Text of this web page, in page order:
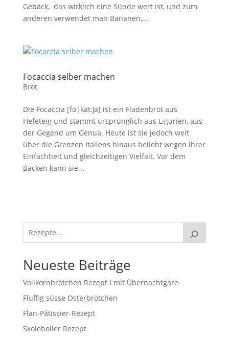
Gebäck, das wirklich eine Sünde wert ist, und zum
anderen verwendet man Bananen,...
Focaccia selber machen
Brot
Die Focaccia [fo|kat:ʃa] ist ein Fladenbrot aus
Hefeteig und stammt ursprünglich aus Ligurien, aus
der Gegend um Genua. Heute ist sie jedoch weit
über die Grenzen Italiens hinaus beliebt wegen ihrer
Einfachheit und gleichzeitigen Vielfalt. Vor dem
Backen kann sie...
Neueste Beiträge
Vollkornbrötchen Rezept I mit Übernachtgare
Fluffig süsse Osterbrötchen
Flan-Pâtissier-Rezept
Skoleboller Rezept